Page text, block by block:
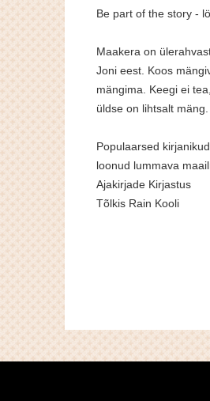
Be part of the story -
Maakera on
Joni eest. Koos
mängima. Keegi ei
üldse on lihtsalt
Populaarsed
loonud lummava
Ajakirjade Kirjastus
Tõlkis Rain Kooli